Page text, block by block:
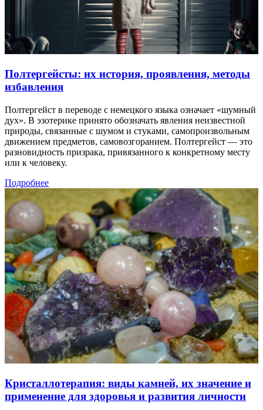
Полтергейсты: их история, проявления, методы
избавления
Полтергейст в переводе с немецкого языка означает «шумный
дух». В эзотерике принято обозначать явления неизвестной
природы, связанные с шумом и стуками, самопроизвольным
движением предметов, самовозгоранием. Полтергейст — это
разновидность призрака, привязанного к конкретному месту
или к человеку.
Подробнее
Кристаллотерапия: виды камней, их значение и
применение для здоровья и развития личности